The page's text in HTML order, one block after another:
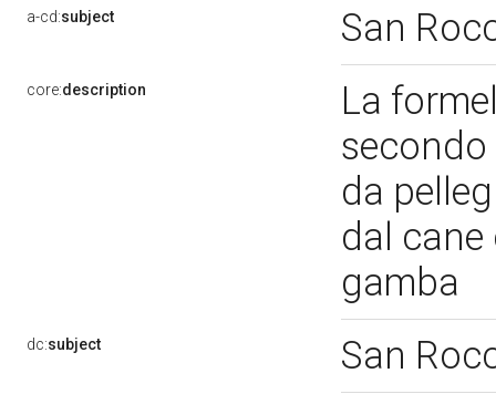
a-cd:subject San
core:description
La
da
dal cane
gamba
dc:subject San